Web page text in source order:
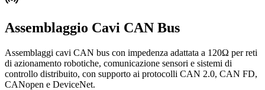
Assemblaggio Cavi CAN Bus
Assemblaggi cavi CAN bus con impedenza adattata a 120Ω per reti
di azionamento robotiche, comunicazione sensori e sistemi di
controllo distribuito, con supporto ai protocolli CAN 2.0, CAN FD,
CANopen e DeviceNet.